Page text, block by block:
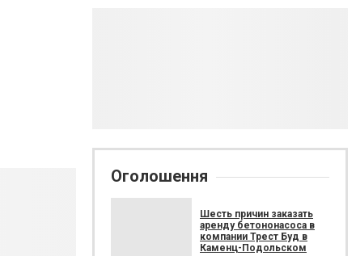
Оголошення
Шесть причин заказать
аренду бетононасоса в
компании Трест Буд в
Каменц-Подольском